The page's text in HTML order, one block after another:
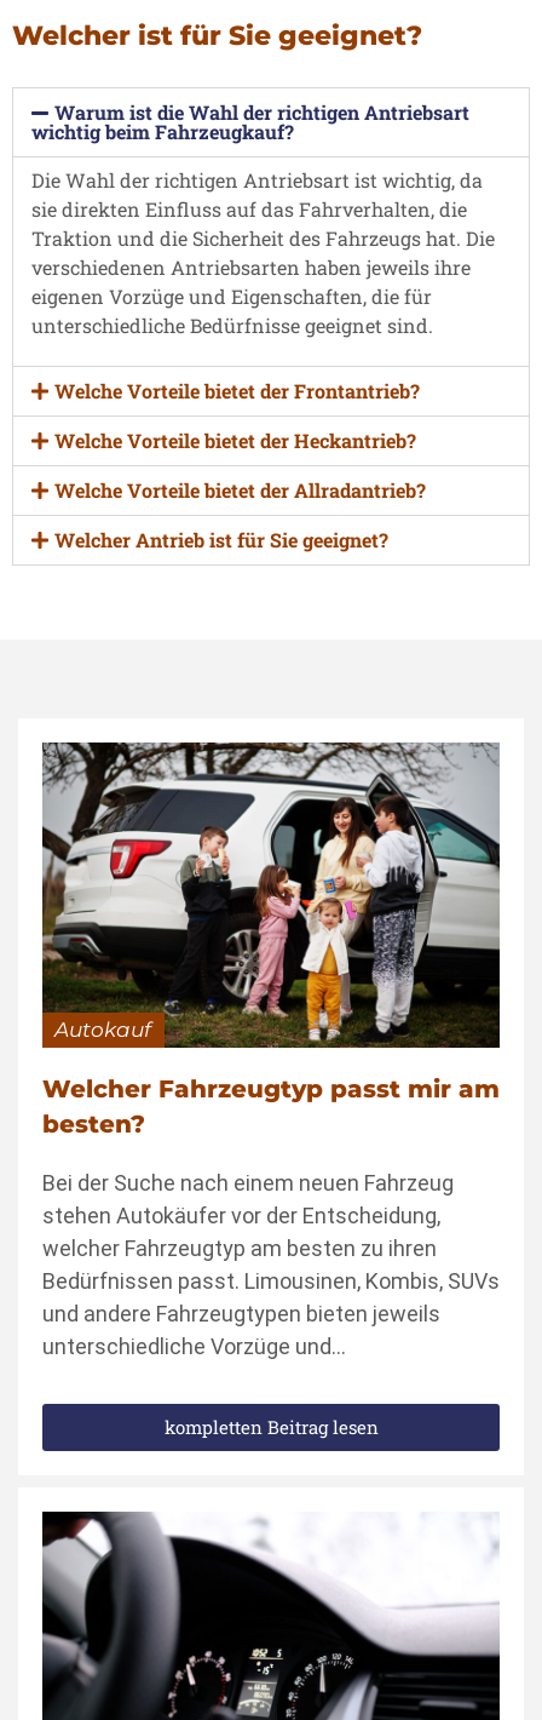
Welcher ist für Sie geeignet?
Warum ist die Wahl der richtigen Antriebsart
wichtig beim Fahrzeugkauf?
Die Wahl der richtigen Antriebsart ist wichtig, da
sie direkten Einfluss auf das Fahrverhalten, die
Traktion und die Sicherheit des Fahrzeugs hat. Die
verschiedenen Antriebsarten haben jeweils ihre
eigenen Vorzüge und Eigenschaften, die für
unterschiedliche Bedürfnisse geeignet sind.
Welche Vorteile bietet der Frontantrieb?
Welche Vorteile bietet der Heckantrieb?
Welche Vorteile bietet der Allradantrieb?
Welcher Antrieb ist für Sie geeignet?
Autokauf
Welcher Fahrzeugtyp passt mir am
besten?
Bei der Suche nach einem neuen Fahrzeug
stehen Autokäufer vor der Entscheidung,
welcher Fahrzeugtyp am besten zu ihren
Bedürfnissen passt. Limousinen, Kombis, SUVs
und andere Fahrzeugtypen bieten jeweils
unterschiedliche Vorzüge und…
kompletten Beitrag lesen